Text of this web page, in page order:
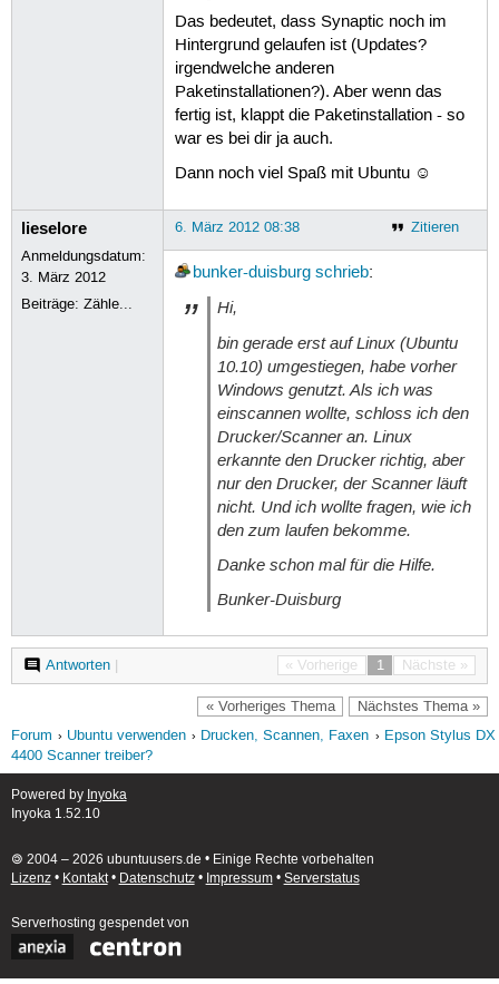
Das bedeutet, dass Synaptic noch im
Hintergrund gelaufen ist (Updates?
irgendwelche anderen
Paketinstallationen?). Aber wenn das
fertig ist, klappt die Paketinstallation - so
war es bei dir ja auch.
Dann noch viel Spaß mit Ubuntu ☺
lieselore
Anmeldungsdatum:
3. März 2012
Beiträge:Zähle...
Zitieren
6. März 2012 08:38
bunker-duisburg schrieb:
Hi,
bin gerade erst auf Linux (Ubuntu
10.10) umgestiegen, habe vorher
Windows genutzt. Als ich was
einscannen wollte, schloss ich den
Drucker/Scanner an. Linux
erkannte den Drucker richtig, aber
nur den Drucker, der Scanner läuft
nicht. Und ich wollte fragen, wie ich
den zum laufen bekomme.
Danke schon mal für die Hilfe.
Bunker-Duisburg
« Vorherige 1 Nächste »
Antworten|
« Vorheriges Thema Nächstes Thema »
Forum Ubuntu verwenden Drucken, Scannen, Faxen
Epson Stylus DX
4400 Scanner treiber?
Powered by Inyoka
Inyoka 1.52.10
🄯 2004 – 2026 ubuntuusers.de • Einige Rechte vorbehalten
Lizenz• Kontakt• Datenschutz• Impressum• Serverstatus
Serverhosting gespendet von